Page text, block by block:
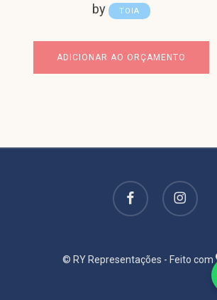
by TOIA
ADICIONAR AO ORÇAMENTO
facebook instagram
© RY Representações - Feito com